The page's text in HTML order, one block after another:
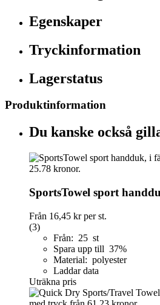
Egenskaper
Tryckinformation
Lagerstatus
Produktinformation
Du kanske också
SportsTowel sport
Från 16,45 krper st.
(3)
Från: 25 st
Spara upp till 37%
Material: polyester
Laddar data
Uträkna pris